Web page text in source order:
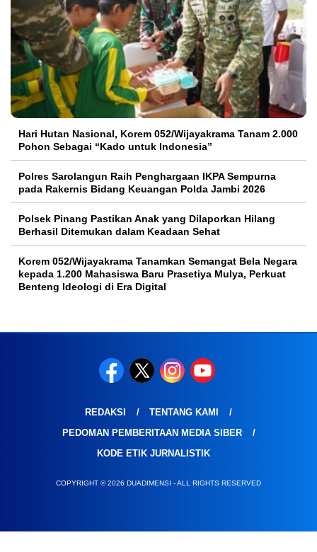
Hari Hutan Nasional, Korem 052/Wijayakrama Tanam 2.000
Pohon Sebagai “Kado untuk Indonesia”
Polres Sarolangun Raih Penghargaan IKPA Sempurna
pada Rakernis Bidang Keuangan Polda Jambi 2026
Polsek Pinang Pastikan Anak yang Dilaporkan Hilang
Berhasil Ditemukan dalam Keadaan Sehat
Korem 052/Wijayakrama Tanamkan Semangat Bela Negara
kepada 1.200 Mahasiswa Baru Prasetiya Mulya, Perkuat
Benteng Ideologi di Era Digital
REDAKSI
TENTANG KAMI
PEDOMAN PEMBERITAAN MEDIA SIBER
KODE ETIK JURNALISTIK
COPYRIGHT © 2026 DUADIMENSI - ALL RIGHTS RESERVED